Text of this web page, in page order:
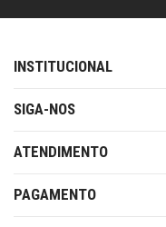
INSTITUCIONAL
SIGA-NOS
ATENDIMENTO
PAGAMENTO